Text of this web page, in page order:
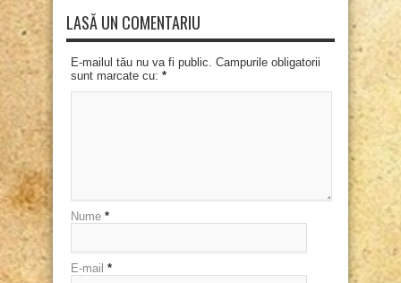
LASĂ UN COMENTARIU
E-mailul tău nu va fi public. Campurile obligatorii
sunt marcate cu: *
Nume *
E-mail *